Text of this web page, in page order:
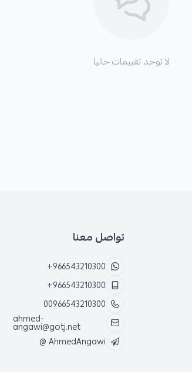
لا توجد تقييمات حاليا
تواصل معنا
+966543210300
+966543210300
00966543210300
ahmed-
angawi@gotj.net
@ AhmedAngawi